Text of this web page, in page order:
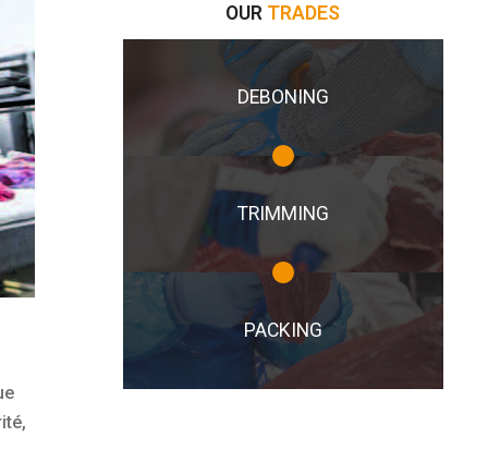
OUR TRADES
DEBONING
TRIMMING
PACKING